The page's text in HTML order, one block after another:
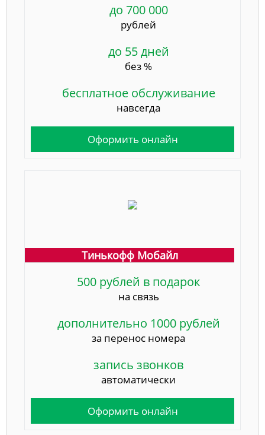
до 700 000
рублей
до 55 дней
без %
бесплатное обслуживание
навсегда
Оформить онлайн
Тинькофф Мобайл
500 рублей в подарок
на связь
дополнительно 1000 рублей
за перенос номера
запись звонков
автоматически
Оформить онлайн